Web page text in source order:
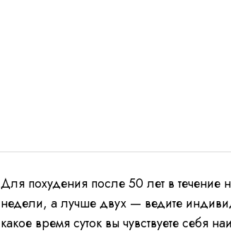
Для похудения после 50 лет в
недели, а лучше двух — ведите
какое время суток вы чувствуете себя